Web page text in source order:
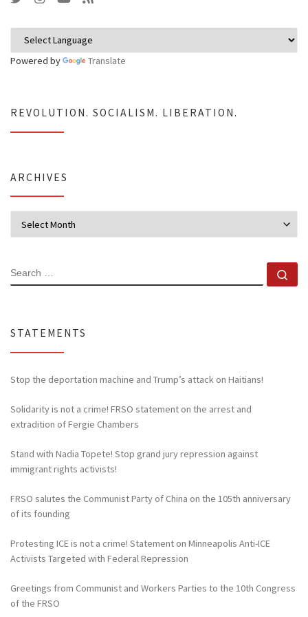
Powered by Translate
REVOLUTION. SOCIALISM. LIBERATION.
ARCHIVES
SEARCH
STATEMENTS
Stop the deportation machine and Trump’s attack on Haitians!
Solidarity is not a crime! FRSO statement on the arrest and
extradition of Fergie Chambers
Stand with Nadia Topete! Stop grand jury repression against
immigrant rights activists!
FRSO salutes the Communist Party of China on the 105th anniversary
of its founding
Protesting ICE is not a crime! Statement on Minneapolis Anti-ICE
Activists Targeted with Federal Repression
Greetings from Communist and Workers Parties to the 10th Congress
of the FRSO